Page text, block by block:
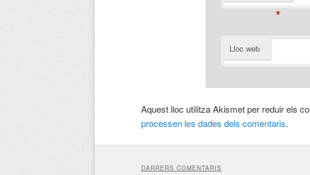
*
Lloc web
Aquest lloc utilitza Akismet per reduir els
processen les dades dels comentaris.
DARRERS COMENTARIS